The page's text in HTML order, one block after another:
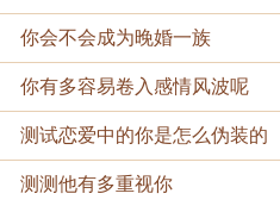
你会不会成为晚婚一族
你有多容易卷入感情风波呢
测试恋爱中的你是怎么伪装的
测测他有多重视你